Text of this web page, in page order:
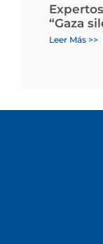
“Gaza
Leer Más >>